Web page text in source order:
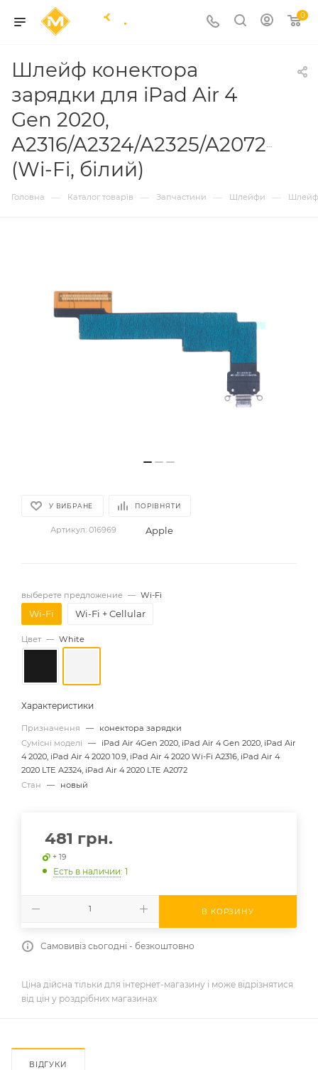
0
Шлейф конектора
зарядки для iPad Air 4
Gen 2020,
A2316/A2324/A2325/A2072/
(Wi-Fi, білий)
Головна — Каталог товарів — Запчастини — Шлейфи — Шлейф
У ВИБРАНЕ ПОРІВНЯТИ
Артикул: 016969 Apple
выберете предложение — Wi-Fi
Wi-Fi Wi-Fi + Cellular
Цвет — White
Характеристики
Призначення —
конектора зарядки
Сумісні моделі
—
iPad Air 4Gen 2020, iPad Air 4 Gen 2020, iPad Air
4 2020, iPad Air 4 2020 10.9, iPad Air 4 2020 Wi-Fi A2316, iPad Air 4
2020 LTE A2324, iPad Air 4 2020 LTE A2072
Стан
— новый
481 грн.
+ 19
Есть в наличии: 1
В КОРЗИНУ
Самовивіз сьогодні - безкоштовно
Ціна дійсна тільки для інтернет-магазину і може відрізнятися
від цін у роздрібних магазинах
ВІДГУКИ